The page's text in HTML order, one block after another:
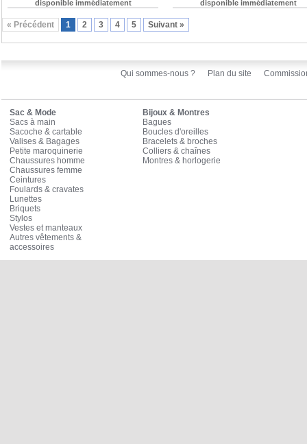
disponible immédiatement disponible immédiatement
« Précédent 1 2 3 4 5 Suivant »
Qui sommes-nous ? Plan du site
Sac & Mode
Sacs à main
Sacoche & cartable
Valises & Bagages
Petite maroquinerie
Chaussures homme
Chaussures femme
Ceintures
Foulards & cravates
Lunettes
Briquets
Stylos
Vestes et manteaux
Autres vêtements &
accessoires
Bijoux & Montres
Bagues
Boucles d'oreilles
Bracelets & broches
Colliers & chaînes
Montres & horlogerie